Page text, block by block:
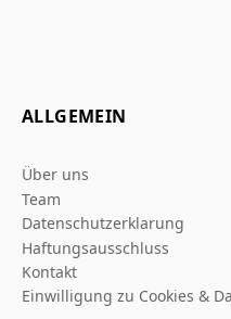
ALLGEMEIN
Über uns
Team
Datenschutzerklarung
Haftungsausschluss
Kontakt
Einwilligung zu Cookies &